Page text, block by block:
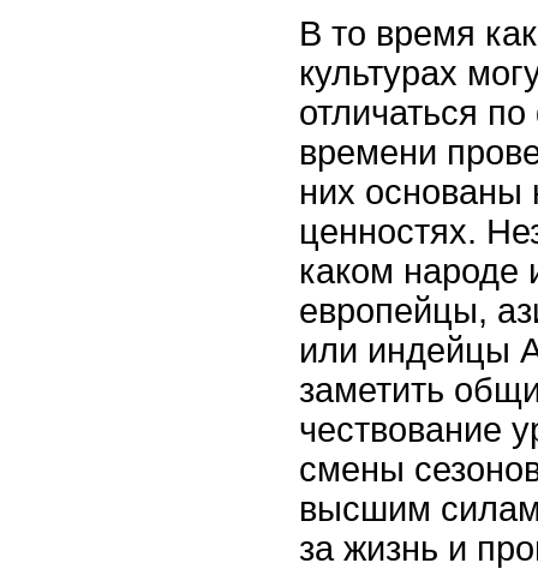
В то время
культурах
отличаться
времени
них основаны
ценностях.
каком народе
европейцы,
или индейцы
заметить
чествование
смены
высшим
за жизнь и